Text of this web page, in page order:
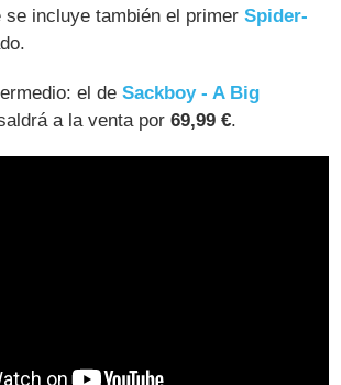
se incluye también el primerSpider-
el de Sackboy - A Big
a la venta por69,99 €.